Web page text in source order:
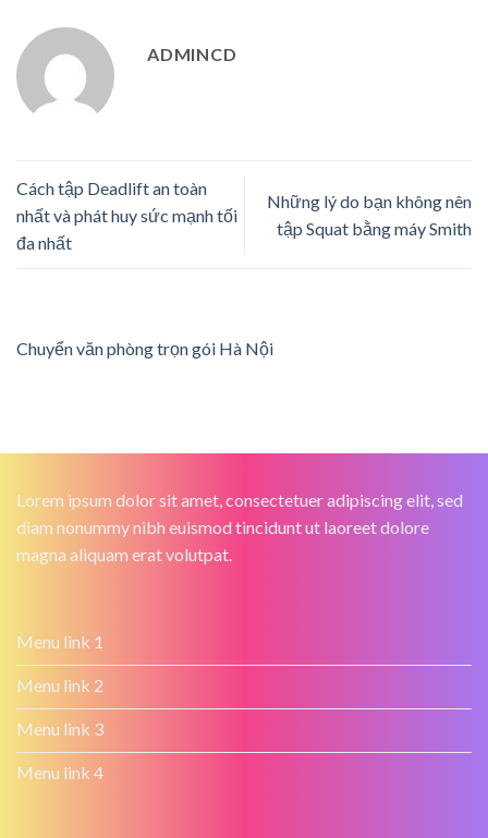
ADMINCD
Cách tập Deadlift an toàn
nhất và phát huy sức mạnh tối
đa nhất
Những lý do bạn không nên
tập Squat bằng máy Smith
Chuyển văn phòng trọn gói Hà Nội
Lorem ipsum dolor sit amet, consectetuer adipiscing elit, sed
diam nonummy nibh euismod tincidunt ut laoreet dolore
magna aliquam erat volutpat.
Menu link 1
Menu link 2
Menu link 3
Menu link 4